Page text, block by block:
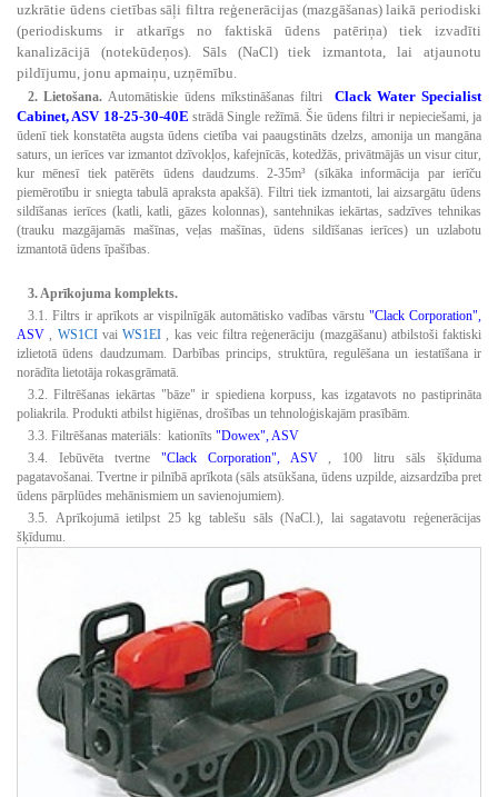
uzkrātie ūdens cietības sāļi filtra reģenerācijas (mazgāšanas) laikā periodiski
(periodiskums ir atkarīgs no faktiskā ūdens patēriņa) tiek izvadīti
kanalizācijā (notekūdeņos). Sāls (NaCl) tiek izmantota, lai atjaunotu
pildījumu, jonu apmaiņu, uzņēmību.
2. Lietošana.Automātiskie ūdens mīkstināšanas filtri
Clack Water Specialist
Cabinet, ASV 18-25-30-40E strādā Single režīmā. Šie ūdens filtri ir nepieciešami, ja
ūdenī tiek konstatēta augsta ūdens cietība vai paaugstināts dzelzs, amonija un mangāna
saturs, un ierīces var izmantot dzīvokļos, kafejnīcās, kotedžās, privātmājās un visur citur,
kur mēnesī tiek patērēts ūdens daudzums. 2-35m³ (sīkāka informācija par ierīču
piemērotību ir sniegta tabulā apraksta apakšā). Filtri tiek izmantoti, lai aizsargātu ūdens
sildīšanas ierīces (katli, katli, gāzes kolonnas), santehnikas iekārtas, sadzīves tehnikas
(trauku mazgājamās mašīnas, veļas mašīnas, ūdens sildīšanas ierīces) un uzlabotu
izmantotā ūdens īpašības.
3. Aprīkojuma komplekts.
3.1. Filtrs ir aprīkots ar vispilnīgāk automātisko vadības vārstu "Clack Corporation",
ASV , WS1CI vai WS1EI , kas veic filtra reģenerāciju (mazgāšanu) atbilstoši faktiski
izlietotā ūdens daudzumam. Darbības princips, struktūra, regulēšana un iestatīšana ir
norādīta lietotāja rokasgrāmatā.
3.2. Filtrēšanas iekārtas "bāze" ir spiediena korpuss, kas izgatavots no pastiprināta
poliakrila. Produkti atbilst higiēnas, drošības un tehnoloģiskajām prasībām.
3.3. Filtrēšanas materiāls: kationīts "Dowex", ASV
3.4.
Iebūvēta tvertne "Clack Corporation", ASV
, 100 litru sāls šķīduma
pagatavošanai. Tvertne ir pilnībā aprīkota (sāls atsūkšana, ūdens uzpilde, aizsardzība pret
ūdens pārplūdes mehānismiem un savienojumiem).
3.5. Aprīkojumā ietilpst 25 kg tablešu sāls (NaCl.), lai sagatavotu reģenerācijas
šķīdumu.